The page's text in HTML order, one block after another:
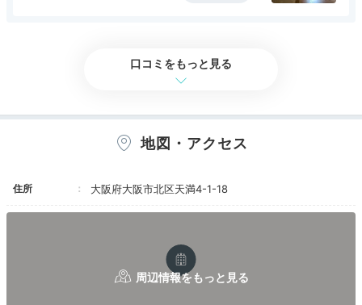
自由に楽しむ休日の午後
れほど混雑していないのでゆっくり置かれている
本でも読みながら過ごすのもよいかもしれませ
いらっしゃいました。ランチは11-15時までで数
（メニューは写真を参照ください）、ドリンクが
っていて、パンも美味しいものでした。ただし、
口コミをもっと見る
地図・アクセス
住所 大阪府大阪市北区天満4-1-18